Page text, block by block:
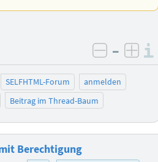
negativ
–
SELFHTML-Forum
anmelden
Beitrag im Thread-Baum
Berechtigung